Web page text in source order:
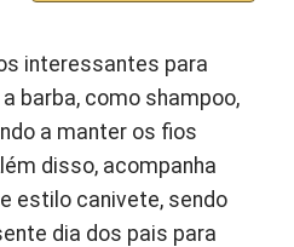
interessantes para
barba, como shampoo,
a manter os fios
disso, acompanha
estilo canivete, sendo
dia dos pais para